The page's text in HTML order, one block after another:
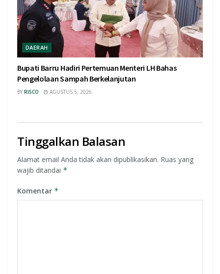
DAERAH
Bupati Barru Hadiri Pertemuan Menteri LH Bahas
Pengelolaan Sampah Berkelanjutan
BY RISCO AGUSTUS 5, 2026
Tinggalkan Balasan
Alamat email Anda tidak akan dipublikasikan. Ruas yang
wajib ditandai *
Komentar *